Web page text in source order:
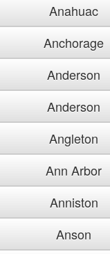
Anahuac
Anchorage
Anderson
Anderson
Angleton
Ann Arbor
Anniston
Anson